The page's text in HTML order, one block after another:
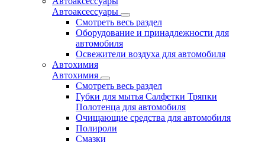
Автоаксессуары
Смотреть весь раздел
Оборудование и принадлежности для
автомобиля
Освежители воздуха для автомобиля
Автохимия
Автохимия
Смотреть весь раздел
Губки для мытья Салфетки Тряпки
Полотенца для автомобиля
Очищающие средства для автомобиля
Полироли
Смазки